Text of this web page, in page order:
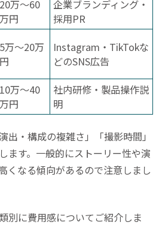
20万〜60
万円
企業ブランディング・
採用PR
5万〜20万
円
Instagram・TikTokな
どのSNS広告
10万〜40
万円
社内研修・製品操作説
明
出・構成の複雑さ」「撮影時間」
ます。一般的にストーリー性や演
くなる傾向があるので注意しまし
別に費用感についてご紹介しま